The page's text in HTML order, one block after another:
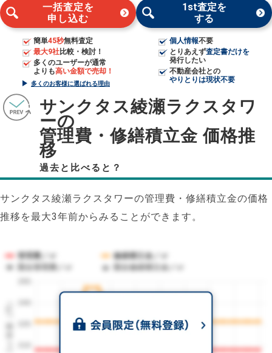
一括査定を
申し込む
簡単45秒無料査定
最大9社比較・検討！
多くのユーザーが通常
よりも高い金額で売却！
多くのお客様に選ばれる理由
1st査定を
する
個人情報不要
とりあえず査定書だけを
発行したい
不動産会社との
やりとりは現状不要
サンクタス綾瀬ラクスタワ
ーの
管理費・修繕積立金 価格推
移
過去と比べると？
サンクタス綾瀬ラクスタワーの管理費・修繕積立金の価格
推移を最大3年前からみることができます。
1㎡単価（円）
管理費／㎡
修繕積立金／㎡
競合管理費／㎡
競合修繕積立金／㎡